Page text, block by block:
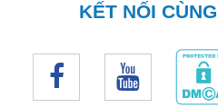
KẾT NỐI